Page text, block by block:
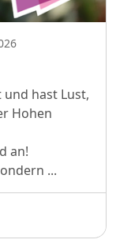
hast Lust,
Hohen
an!
...